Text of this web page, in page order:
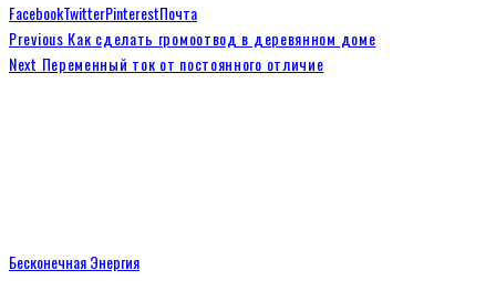
FacebookTwitterPinterestПочта
Previous Как сделать громоотвод в деревянном доме
Next Переменный ток от постоянного отличие
Бесконечная Энергия